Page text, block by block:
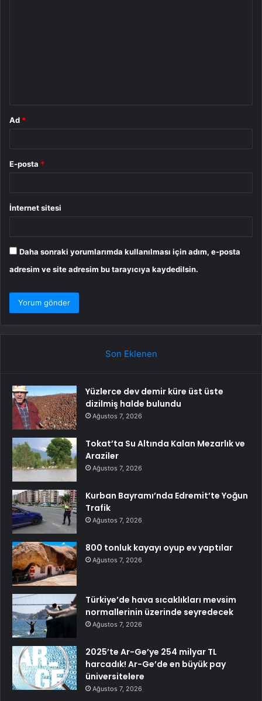
Ad *
E-posta *
İnternet sitesi
Daha sonraki yorumlarımda kullanılması için adım, e-posta
adresim ve site adresim bu tarayıcıya kaydedilsin.
Son Eklenen
Yüzlerce dev demir küre üst üste
dizilmiş halde bulundu
Ağustos 7, 2026
Tokat’ta Su Altında Kalan Mezarlık ve
Araziler
Ağustos 7, 2026
Kurban Bayramı’nda Edremit’te Yoğun
Trafik
Ağustos 7, 2026
800 tonluk kayayı oyup ev yaptılar
Ağustos 7, 2026
Türkiye’de hava sıcaklıkları mevsim
normallerinin üzerinde seyredecek
Ağustos 7, 2026
2025’te Ar-Ge’ye 254 milyar TL
harcadık! Ar-Ge’de en büyük pay
üniversitelere
Ağustos 7, 2026